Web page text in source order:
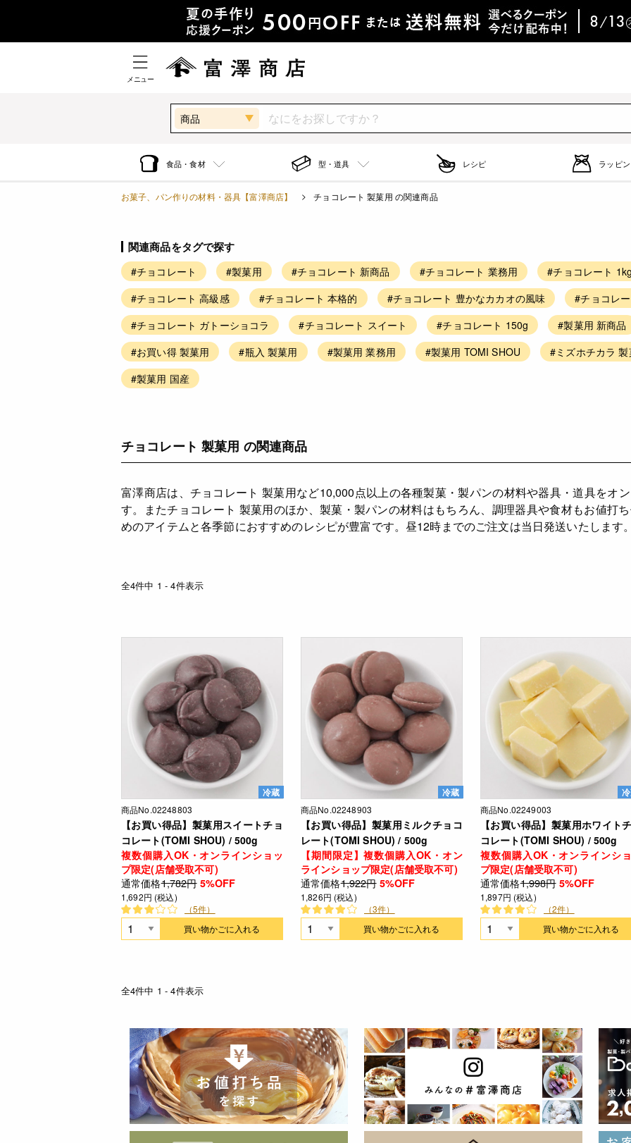
メニュー
商品
食品・食材 型・道具 レシピ ラッピ
お菓子、パン作りの材料・器具【富澤商店】 チョコレート 製菓用 の関連商品
関連商品をタグで探す
#チョコレート #製菓用 #チョコレート 新商品 #チョコレート 業務用
#チョコレート
#チョコレート 高級感
#チョコレート 本格的 #チョコレート 豊かなカカオの風味
#チョコレ
#チョコレート ガトーショコラ
#チョコレート スイート #チョコレート 150g
#製菓用 新商品
#お買い得 製菓用
#瓶入 製菓用 #製菓用 業務用 #製菓用 TOMI SHOU
#ミズホチカラ
#製菓用 国産
チョコレート 製菓用 の関連商品
富澤商店は、チョコレート 製菓用など10,000点以上の各種製菓・製パンの材料や器具・道具をオ
す。またチョコレート 製菓用のほか、製菓・製パンの材料はもちろん、調理器具や食材もお値打
めのアイテムと各季節におすすめのレシピが豊富です。昼12時までのご注文は当日発送いたします
全4件中 1 - 4件表示
冷蔵
商品No.02248803
【お買い得品】製菓用スイートチョ
コレート(TOMI SHOU) / 500g
複数個購入OK・オンラインショッ
プ限定(店舗受取不可)
通常価格1,782円 5%OFF
1,692円 (税込)
（5件）
買い物かごに入れる
冷蔵
商品No.02248903
【お買い得品】製菓用ミルクチョコ
レート(TOMI SHOU) / 500g
【期間限定】複数個購入OK・オン
ラインショップ限定(店舗受取不可)
通常価格1,922円 5%OFF
1,826円 (税込)
（3件）
買い物かごに入れる
商品No.02249003
【お買い得品】製菓用ホワイト
コレート(TOMI SHOU) / 500g
複数個購入OK・オンラインシ
プ限定(店舗受取不可)
通常価格1,998円 5%OFF
1,897円 (税込)
（2件）
買い物かごに入れる
全4件中 1 - 4件表示